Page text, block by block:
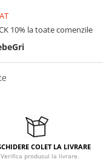
10% la toate comenzile
COLET LA LIVRARE
Verifica produsul la livrare.